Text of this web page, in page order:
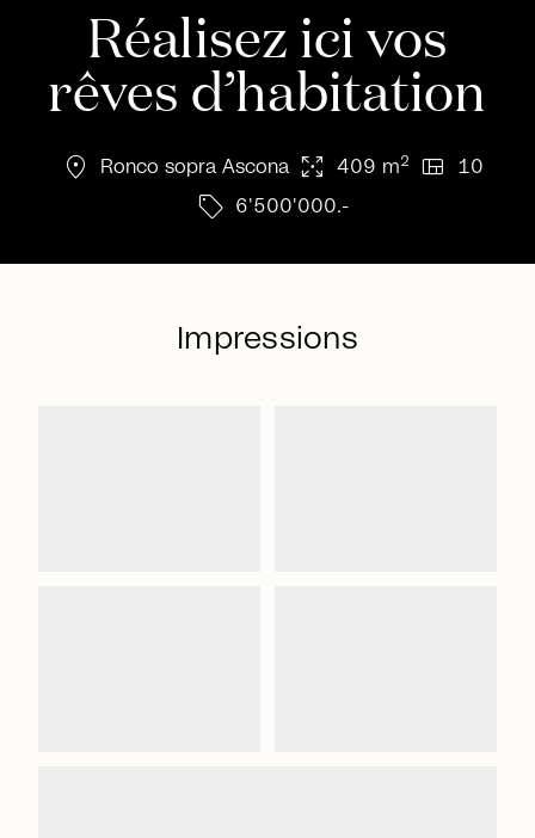
Réalisez ici vos
rêves d’habitation
location_on Ronco sopra Ascona arrows_output 409 m2 view_quilt 10
sell 6'500'000.-
Impressions